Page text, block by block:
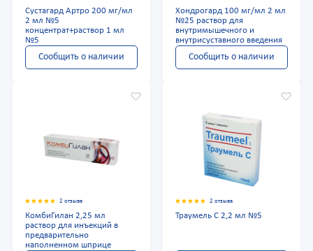
Сустагард Артро 200 мг/мл
2 мл №5
концентрат+раствор 1 мл
№5
Сообщить о наличии
Хондрогард 100 мг/мл 2 мл
№25 раствор для
внутримышечного и
внутрисуставного введения
Сообщить о наличии
2 отзыва
КомбиГилан 2,25 мл
раствор для инъекций в
предварительно
наполненном шприце
2 отзыва
Траумель С 2,2 мл №5